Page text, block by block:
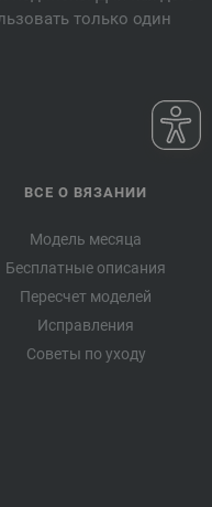
только один
ВСЕ О ВЯЗАНИИ
Модель месяца
Бесплатные описания
Пересчет моделей
Исправления
Советы по уходу